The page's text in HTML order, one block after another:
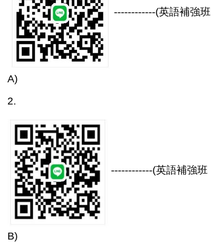
------------(英語補強班
A)
2.
------------(英語補強班
B)